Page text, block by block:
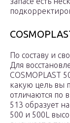
По составу и
Для
COSMOPLAST
какую цель вы
отличаются по
513 образует
500 и 500L